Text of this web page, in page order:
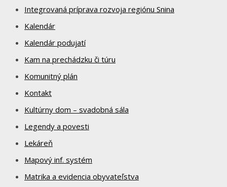
Integrovaná príprava rozvoja regiónu Snina
Kalendár
Kalendár podujatí
Kam na prechádzku či túru
Komunitný plán
Kontakt
Kultúrny dom – svadobná sála
Legendy a povesti
Lekáreň
Mapový inf. systém
Matrika a evidencia obyvateľstva